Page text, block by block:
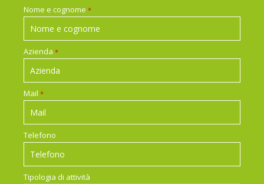
Nome e cognome *
Azienda *
Mail *
Telefono
Tipologia di attività